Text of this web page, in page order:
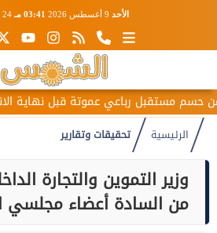
الأحد 03:41 مـ 24 صفر 1448
رباعي عموتة قبل نهاية الانتقالات
الرئيسية تحقيقات وتقارير
وزير التموين والتجارة
من السادة أعضاء مجلسي